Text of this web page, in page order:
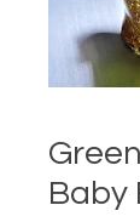
Baby